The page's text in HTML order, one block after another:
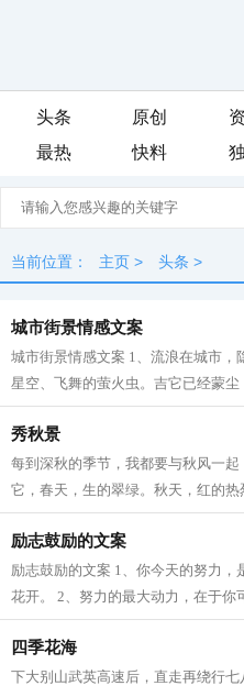
头条 原创
最热
快料
当前位置： 主页 > 头条 >
城市街景情感文案
城市街景情感文案 1、流浪在城市，
星空、飞舞的萤火虫。吉它已经蒙
笔的摩擦，独对荧屏，天地很大，心
秀秋景
每到深秋的季节，我都要与秋风一
它，春天，生的翠绿。秋天，红的
一起，去采回一片枫叶。它是色彩的
励志鼓励的文案
励志鼓励的文案 1、你今天的努力
花开。 2、努力的最大动力，在于
选择。 3、永远不要放弃你真正想要
四季花海
下大别山武英高速后，直走再绕行七